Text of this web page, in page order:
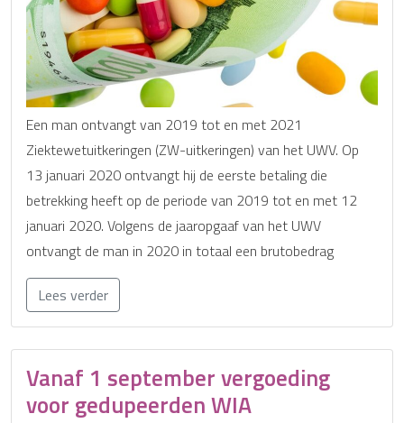
Een man ontvangt van 2019 tot en met 2021
Ziektewetuitkeringen (ZW-uitkeringen) van het UWV. Op
13 januari 2020 ontvangt hij de eerste betaling die
betrekking heeft op de periode van 2019 tot en met 12
januari 2020. Volgens de jaaropgaaf van het UWV
ontvangt de man in 2020 in totaal een brutobedrag
Lees verder
Vanaf 1 september vergoeding
voor gedupeerden WIA